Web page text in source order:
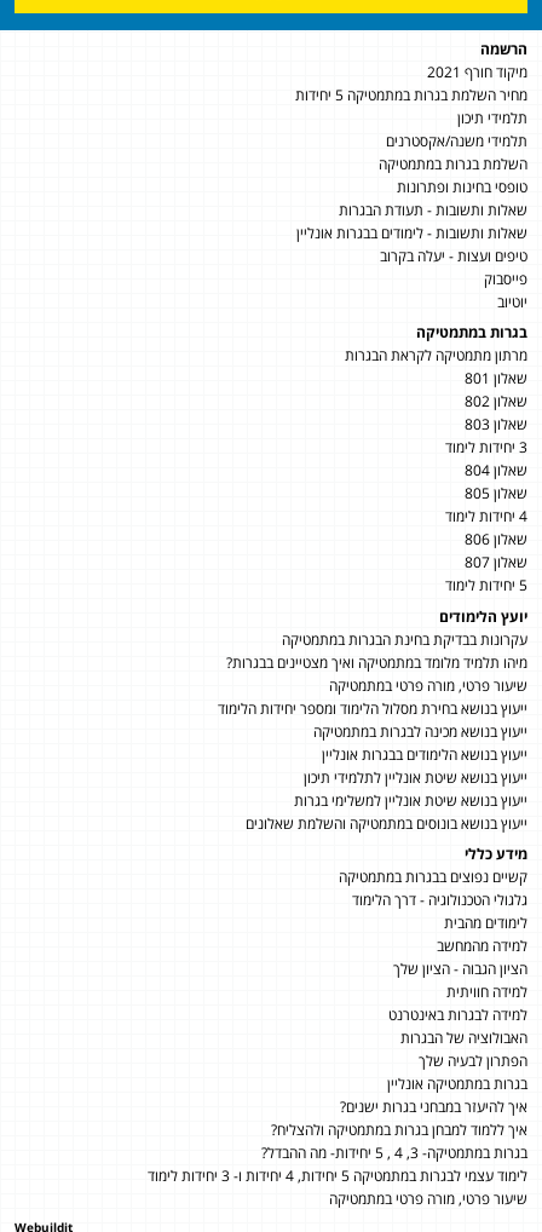
הרשמה
מיקוד חורף 2021
מחיר השלמת בגרות במתמטיקה 5 יחידות
תלמידי תיכון
תלמידי משנה/אקסטרנים
השלמת בגרות במתמטיקה
טופסי בחינות ופתרונות
שאלות ותשובות - תעודת הבגרות
שאלות ותשובות - לימודים בבגרות אונליין
טיפים ועצות - יעלה בקרוב
פייסבוק
יוטיוב
בגרות במתמטיקה
מרתון מתמטיקה לקראת הבגרות
שאלון 801
שאלון 802
שאלון 803
3 יחידות לימוד
שאלון 804
שאלון 805
4 יחידות לימוד
שאלון 806
שאלון 807
5 יחידות לימוד
יועץ הלימודים
עקרונות בבדיקת בחינת הבגרות במתמטיקה
מיהו תלמיד מלומד במתמטיקה ואיך מצטיינים בבגרות?
שיעור פרטי, מורה פרטי במתמטיקה
ייעוץ בנושא בחירת מסלול הלימוד ומספר יחידות הלימוד
ייעוץ בנושא מכינה לבגרות במתמטיקה
ייעוץ בנושא הלימודים בבגרות אונליין
ייעוץ בנושא שיטת אונליין לתלמידי תיכון
ייעוץ בנושא שיטת אונליין למשלימי בגרות
ייעוץ בנושא בונוסים במתמטיקה והשלמת שאלונים
מידע כללי
קשיים נפוצים בבגרות במתמטיקה
גלגולי הטכנולוגיה - דרך הלימוד
לימודים מהבית
למידה מהמחשב
הציון הגבוה - הציון שלך
למידה חוויתית
למידה לבגרות באינטרנט
האבולוציה של הבגרות
הפתרון לבעיה שלך
בגרות במתמטיקה אונליין
איך להיעזר במבחני בגרות ישנים?
איך ללמוד למבחן בגרות במתמטיקה ולהצליח?
בגרות במתמטיקה- 3, 4 , 5 יחידות- מה ההבדל?
לימוד עצמי לבגרות במתמטיקה 5 יחידות, 4 יחידות ו- 3 יחידות לימוד
שיעור פרטי, מורה פרטי במתמטיקה
Webuildit